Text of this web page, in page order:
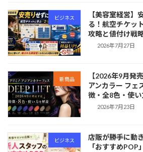
ビジネス
【美容室経営】
る！航空チケッ
攻略と値付け戦
2026年7月27日
新商品
【2026年9月発
アンカラー フェ
徴・全8色・使
2026年7月23日
ビジネス
店販が勝手に動
「おすすめ